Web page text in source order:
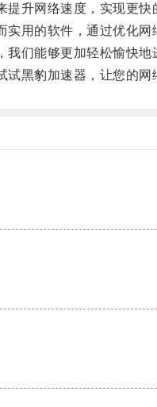
网络速度，实现更快
的软件，通过优化网
们能够更加轻松愉快地
黑豹加速器，让您的网